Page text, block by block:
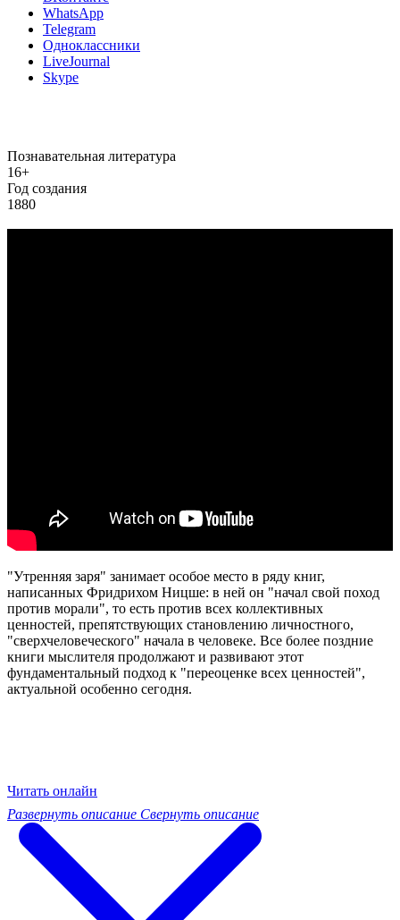
WhatsApp
Telegram
Одноклассники
LiveJournal
Skype
Познавательная литература
16+
Год создания
1880
"Утренняя заря" занимает особое место в ряду книг,
написанных Фридрихом Ницше: в ней он "начал свой поход
против морали", то есть против всех коллективных
ценностей, препятствующих становлению личностного,
"сверхчеловеческого" начала в человеке. Все более поздние
книги мыслителя продолжают и развивают этот
фундаментальный подход к "переоценке всех ценностей",
актуальной особенно сегодня.
Читать онлайн
Развернуть описание Свернуть описание